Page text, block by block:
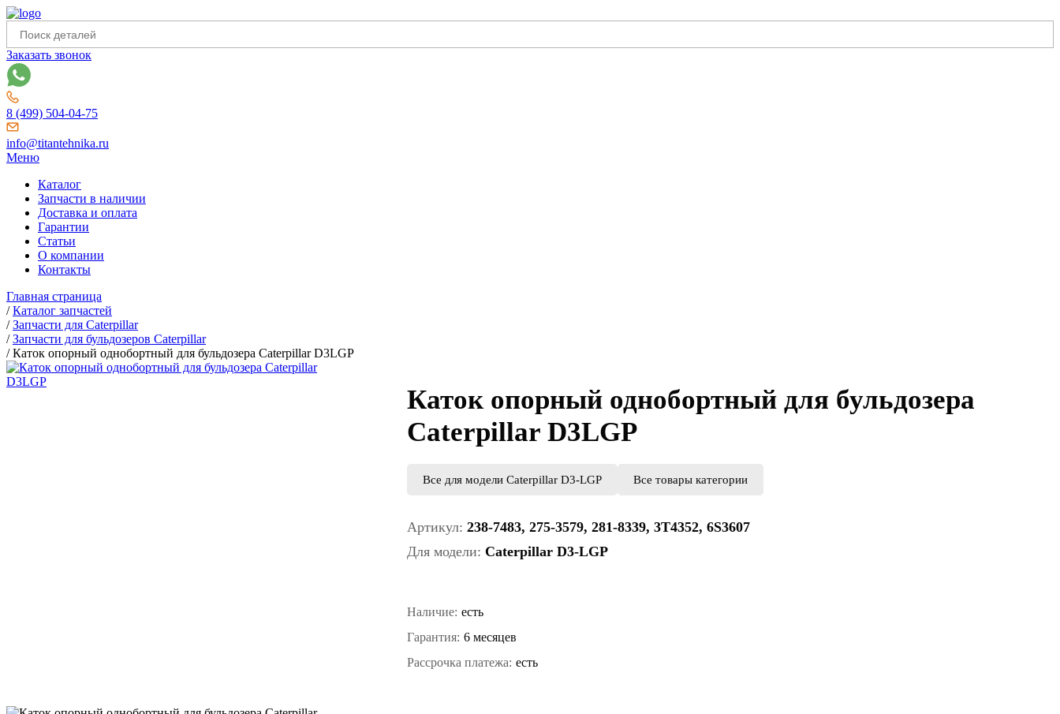
Заказать звонок
8 (499) 504-04-75
info@titantehnika.ru
Меню
Каталог
Запчасти в наличии
Доставка и оплата
Гарантии
Статьи
О компании
Контакты
Главная страница
/Каталог запчастей
/Запчасти для Caterpillar
/Запчасти для бульдозеров Caterpillar
/Каток опорный однобортный для бульдозера Caterpillar D3LGP
Каток опорный однобортный для бульдозера
Caterpillar D3LGP
Все для модели Caterpillar D3-LGP Все товары категории
Артикул: 238-7483, 275-3579, 281-8339, 3T4352, 6S3607
Для модели: Caterpillar D3-LGP
Наличие: есть
Гарантия: 6 месяцев
Рассрочка платежа: есть